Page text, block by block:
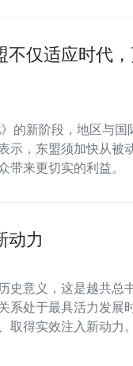
不仅适应时代
的新阶段，地区与国
示，东盟须加快从被
带来更切实的利益。
动力
史意义，这是越共总
系处于最具活力发展
取得实效注入新动力。